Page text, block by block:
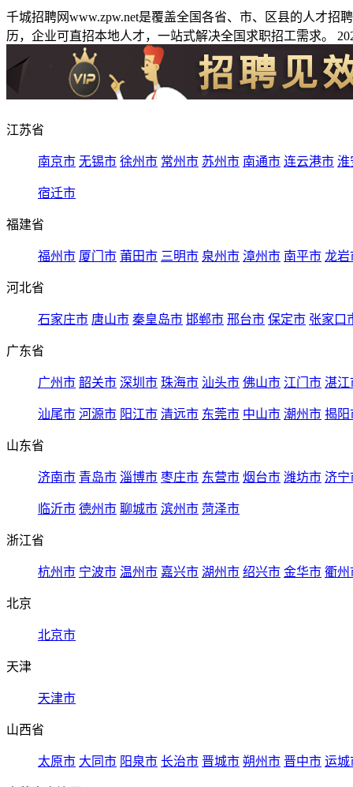
千城招聘网www.zpw.net是覆盖全国各省、市、区县的人才
历，企业可直招本地人才，一站式解决全国求职招工需求。
江苏省
南京市 无锡市 徐州市 常州市 苏州市 南通市 连云港市 淮
宿迁市
福建省
福州市 厦门市 莆田市 三明市 泉州市 漳州市 南平市 龙岩
河北省
石家庄市 唐山市 秦皇岛市 邯郸市 邢台市 保定市 张家口
广东省
广州市 韶关市 深圳市 珠海市 汕头市 佛山市 江门市 湛江
汕尾市 河源市 阳江市 清远市 东莞市 中山市 潮州市 揭阳
山东省
济南市 青岛市 淄博市 枣庄市 东营市 烟台市 潍坊市 济宁
临沂市 德州市 聊城市 滨州市 菏泽市
浙江省
杭州市 宁波市 温州市 嘉兴市 湖州市 绍兴市 金华市 衢州
北京
北京市
天津
天津市
山西省
太原市 大同市 阳泉市 长治市 晋城市 朔州市 晋中市 运城